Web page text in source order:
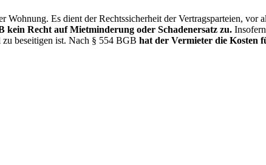
Es dient der Rechtssicherheit der Vertragsparteien, vor
Recht auf Mietminderung oder Schadenersatz zu.
beseitigen ist. Nach § 554 BGB hat der Vermieter die Kosten